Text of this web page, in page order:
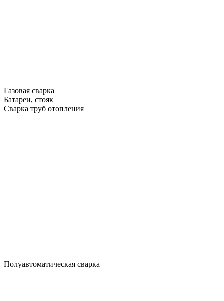
Газовая сварка
Батареи, стояк
Сварка труб отопления
Полуавтоматическая сварка